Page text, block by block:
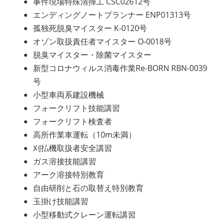
エンディングノートプランナー ENP01313号
孤独死脱臭マイスター K-0120号
オゾン取扱責任者マイスター O-0018号
脱臭マイスター・除菌マイスター
新型コロナウィルス消毒作業Re-BORN RBN-0039
号
小型車両系建設機械
フォークリフト技能講習
フォークリフト検査者
高所作業車運転（10m未満）
刈払機取扱者安全講習
ガス溶接技能講習
アーク溶接特別教育
自由研削と石の取替え特別教育
玉掛け技能講習
小型移動式クレーン運転講習